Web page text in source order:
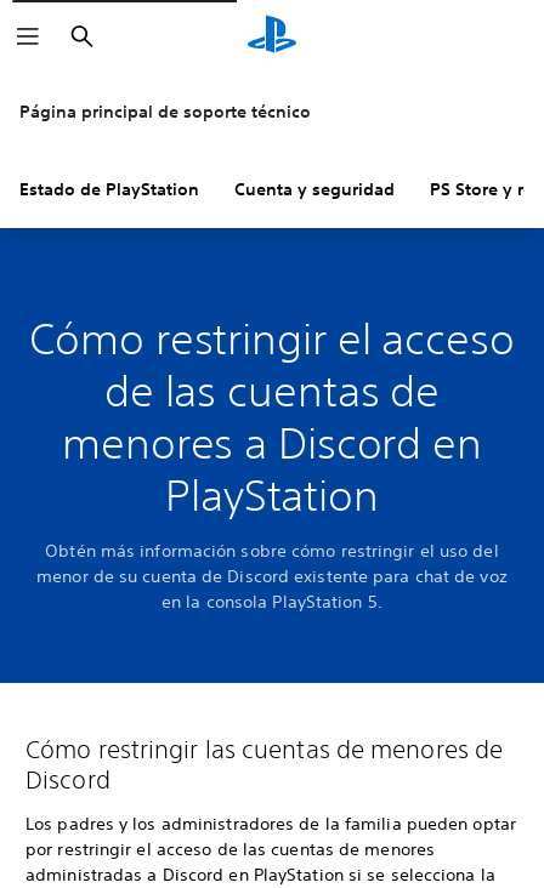
Buscar
Página principal de soporte técnico
Estado de PlayStation Cuenta y seguridad PS Store y
Cómo restringir el acceso
de las cuentas de
menores a Discord en
PlayStation
Obtén más información sobre cómo restringir el uso del
menor de su cuenta de Discord existente para chat de voz
en la consola PlayStation 5.
Cómo restringir las cuentas de menores de
Discord
Los padres y los administradores de la familia pueden optar
por restringir el acceso de las cuentas de menores
administradas a Discord en PlayStation si se selecciona la